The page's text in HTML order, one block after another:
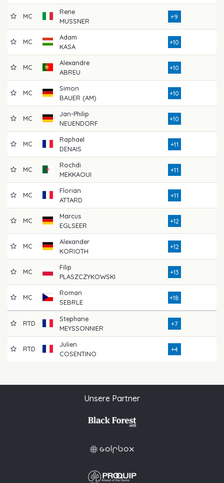
MC
Rene
MUSSNER
+9
MC
Adam
KASA
+10
MC
Alexandre
ABREU
+10
MC
Simon
BAUER (AM)
+10
MC
Jan-Philip
NEUENDORF
+10
MC
Raphael
DENAIS
+11
MC
Rochdi
MEKKAOUI
+11
MC
Florian
ATTARD
+11
MC
Marcus
EGLSEER
+12
MC
Alexander
KORIOTH
+12
MC
Filip
PLASZCZYKOWSKI
+13
MC
Roman
SEBRLE
+18
RTD
Stephane
MEYSSONNIER
+7
RTD
Julien
COSENTINO
+4
Unsere Partner